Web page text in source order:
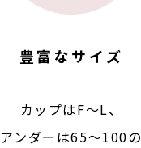
豊富なサイズ
カップはF〜L、
アンダーは65〜100の